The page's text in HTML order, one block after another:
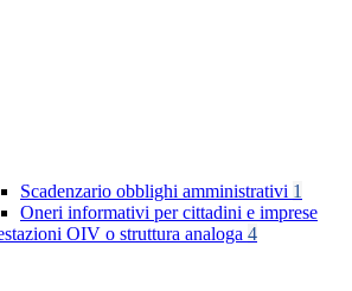
Scadenzario obblighi amministrativi 1
Oneri informativi per cittadini e imprese
OIV o struttura analoga 4